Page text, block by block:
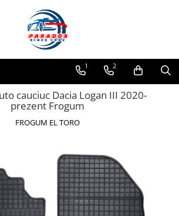
Auto
1 2
cauciuc Dacia Logan III 2020-
prezent Frogum
FROGUM EL TORO